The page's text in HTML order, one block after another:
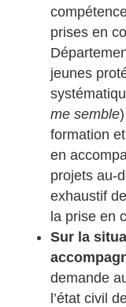
prises en
jeunes
me semble
formation
en
projets au-
exhaustif
la prise en
Sur la
demande
l’état civil